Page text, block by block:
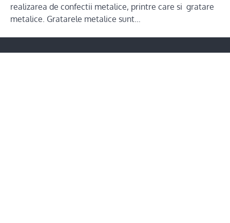
realizarea de confectii metalice, printre care si gratare
metalice. Gratarele metalice sunt…